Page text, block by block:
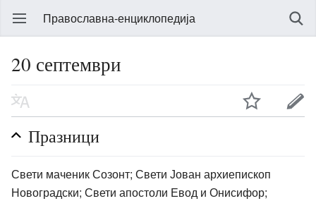
Православна-енциклопедија
20 септември
Празници
Свети маченик Созонт; Свети Јован архиепископ
Новоградски; Свети апостоли Евод и Онисифор;